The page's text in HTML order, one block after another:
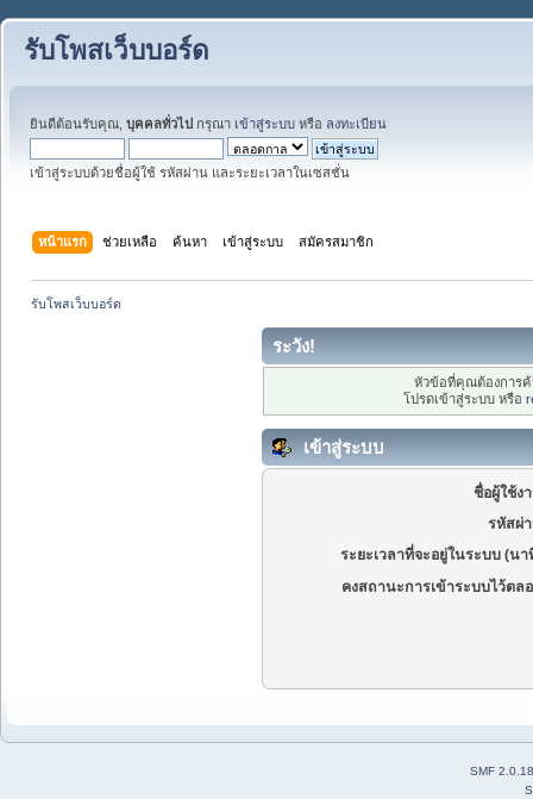
รับโพสเว็บบอร์ด
ยินดีต้อนรับคุณ, บุคคลทั่วไป กรุณา เข้าสู่ระบบ หรือ ลงทะเบียน
เข้าสู่ระบบด้วยชื่อผู้ใช้ รหัสผ่าน และระยะเวลาในเซสชั่น
หน้าแรก ช่วยเหลือ ค้นหา เข้าสู่ระบบ สมัครสมาชิก
รับโพสเว็บบอร์ด
ระวัง!
หัวข้อที่คุณต้องการ
โปรดเข้าสู่ระบบ หรือ
เข้าสู่ระบบ
ชื่อผู้ใช้ง
รหัสผ่
ระยะเวลาที่จะอยู่ในระบบ (นา
คงสถานะการเข้าระบบไว้ตล
SMF 2.0.18